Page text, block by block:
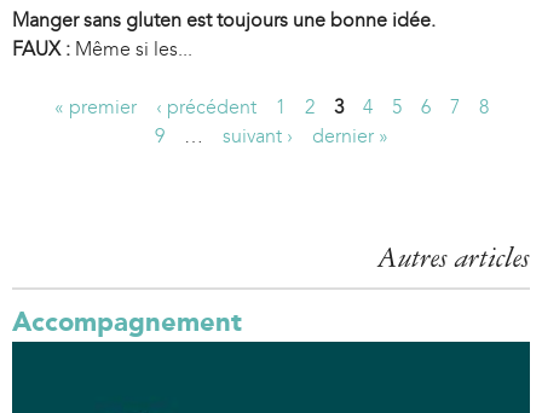
Manger sans gluten est toujours une bonne idée.
FAUX : Même si les...
s
« premier ‹ précédent 1 2 3 4 5 6 7
8
9
… suivant › dernier »
Autres articles
Accompagnement